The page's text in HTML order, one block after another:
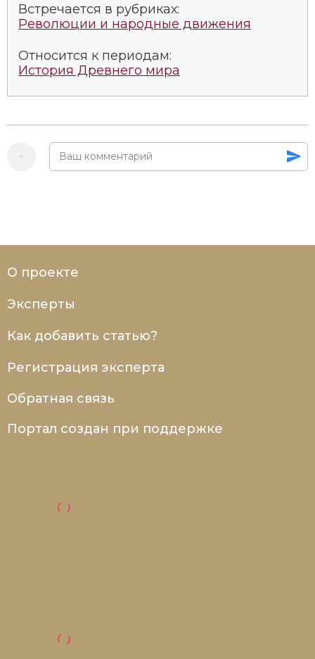
Встречается в рубриках:
Революции и народные движения
Относится к периодам:
История Древнего мира
О проекте
Эксперты
Как добавить статью?
Регистрация эксперта
Обратная связь
Портал создан при поддержке